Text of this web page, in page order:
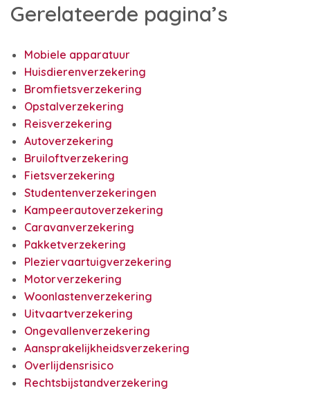
Gerelateerde pagina’s
Mobiele apparatuur
Huisdierenverzekering
Bromfietsverzekering
Opstalverzekering
Reisverzekering
Autoverzekering
Bruiloftverzekering
Fietsverzekering
Studentenverzekeringen
Kampeerautoverzekering
Caravanverzekering
Pakketverzekering
Pleziervaartuigverzekering
Motorverzekering
Woonlastenverzekering
Uitvaartverzekering
Ongevallenverzekering
Aansprakelijkheidsverzekering
Overlijdensrisico
Rechtsbijstandverzekering